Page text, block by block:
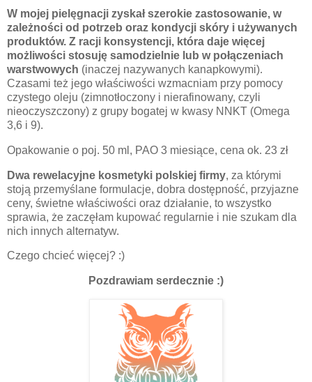
W mojej pielęgnacji zyskał szerokie zastosowanie, w
zależności od potrzeb oraz kondycji skóry i używanych
produktów. Z racji konsystencji, która daje więcej
możliwości stosuję samodzielnie lub w połączeniach
warstwowych (inaczej nazywanych kanapkowymi).
Czasami też jego właściwości wzmacniam przy pomocy
czystego oleju (zimnotłoczony i nierafinowany, czyli
nieoczyszczony) z grupy bogatej w kwasy NNKT (Omega
3,6 i 9).
Opakowanie o poj. 50 ml, PAO 3 miesiące, cena ok. 23 zł
Dwa rewelacyjne kosmetyki polskiej firmy, za którymi
stoją przemyślane formulacje, dobra dostępność, przyjazne
ceny, świetne właściwości oraz działanie, to wszystko
sprawia, że zaczęłam kupować regularnie i nie szukam dla
nich innych alternatyw.
Czego chcieć więcej? :)
Pozdrawiam serdecznie :)